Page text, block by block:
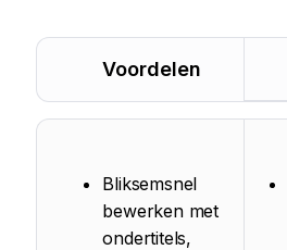
Voordelen
Bliksemsnel
bewerken met
ondertitels,